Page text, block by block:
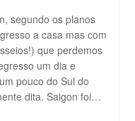
segundo os planos
a casa mas com
que perdemos
um dia e
pouco do Sul do
dita. Saigon foi…